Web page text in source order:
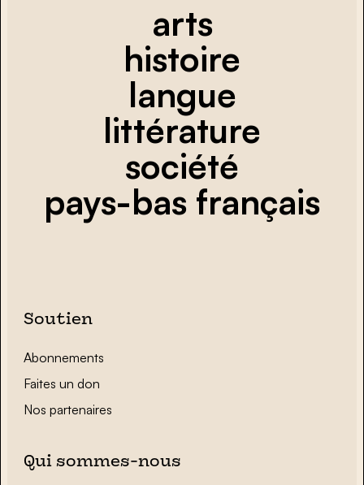
arts
histoire
langue
littérature
société
pays-bas français
Soutien
Abonnements
Faites un don
Nos partenaires
Qui sommes-nous